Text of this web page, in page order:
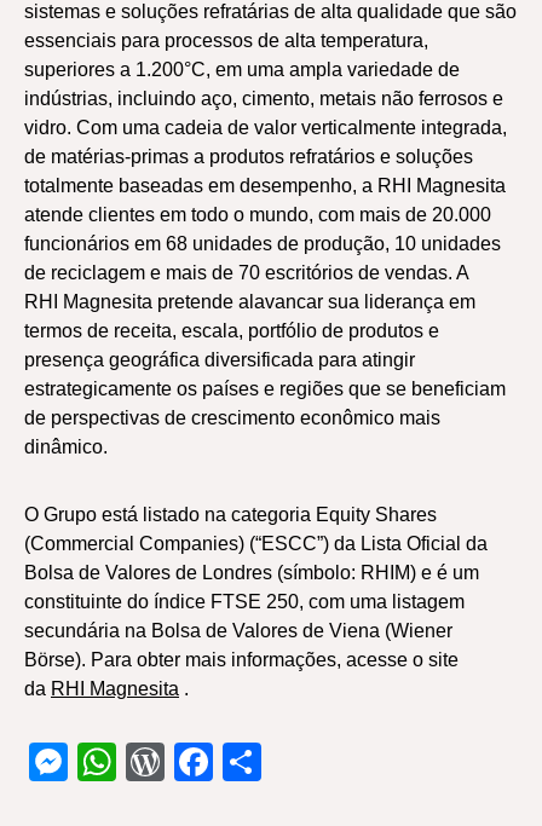
sistemas e soluções refratárias de alta qualidade que são
essenciais para processos de alta temperatura,
superiores a 1.200°C, em uma ampla variedade de
indústrias, incluindo aço, cimento, metais não ferrosos e
vidro. Com uma cadeia de valor verticalmente integrada,
de matérias-primas a produtos refratários e soluções
totalmente baseadas em desempenho, a RHI Magnesita
atende clientes em todo o mundo, com mais de 20.000
funcionários em 68 unidades de produção, 10 unidades
de reciclagem e mais de 70 escritórios de vendas. A
RHI Magnesita pretende alavancar sua liderança em
termos de receita, escala, portfólio de produtos e
presença geográfica diversificada para atingir
estrategicamente os países e regiões que se beneficiam
de perspectivas de crescimento econômico mais
dinâmico.
O Grupo está listado na categoria Equity Shares
(Commercial Companies) (“ESCC”) da Lista Oficial da
Bolsa de Valores de Londres (símbolo: RHIM) e é um
constituinte do índice FTSE 250, com uma listagem
secundária na Bolsa de Valores de Viena (Wiener
Börse). Para obter mais informações, acesse o site
da RHI Magnesita .
Messenger
WhatsApp
WordPress
Facebook